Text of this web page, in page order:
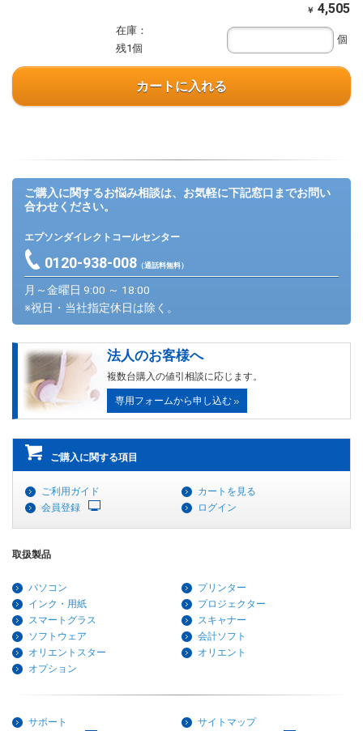
￥ 4,505
在庫：
残1個
個
カートに入れる
ご購入に関するお悩み相談は、お気軽に下記窓口までお問い
合わせください。
エプソンダイレクトコールセンター
0120-938-008（通話料無料）
月～金曜日 9:00 ～ 18:00
※祝日・当社指定休日は除く。
法人のお客様へ
複数台購入の値引相談に応じます。
専用フォームから申し込む
ご購入に関する項目
ご利用ガイド
カートを見る
会員登録
ログイン
取扱製品
パソコン
プリンター
インク・用紙
プロジェクター
スマートグラス
スキャナー
ソフトウェア
会計ソフト
オリエントスター
オリエント
オプション
サポート サイトマップ